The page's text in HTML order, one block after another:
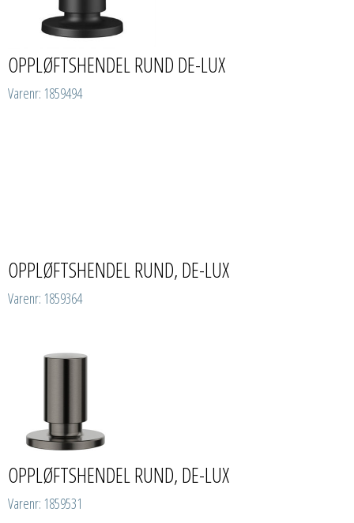
OPPLØFTSHENDEL RUND DE-LUX
Varenr: 1859494
OPPLØFTSHENDEL RUND, DE-LUX
Varenr: 1859364
OPPLØFTSHENDEL RUND, DE-LUX
Varenr: 1859531